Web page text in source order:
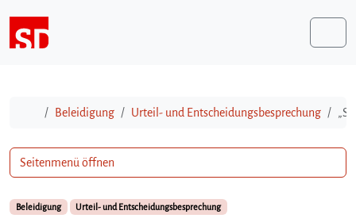
StartBeleidigung Urteil- und Entscheidungsbesprechung
Beleidigung Urteil- und Entscheidungsbesprechung
Seitenmenü öffnen